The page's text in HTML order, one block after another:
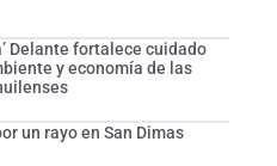
Delante fortalece cuidado
y economía de las
un rayo en San Dimas